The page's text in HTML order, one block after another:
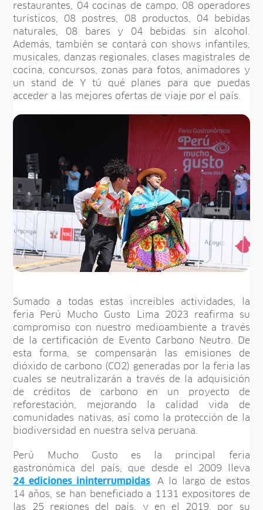
restaurantes, 04 cocinas de campo, 08 operadores
turísticos, 08 postres, 08 productos, 04 bebidas
naturales, 08 bares y 04 bebidas sin alcohol.
Además, también se contará con shows infantiles,
musicales, danzas regionales, clases magistrales de
cocina, concursos, zonas para fotos, animadores y
un stand de Y tú qué planes para que puedas
acceder a las mejores ofertas de viaje por el país.
Sumado a todas estas increíbles actividades, la
feria Perú Mucho Gusto Lima 2023 reafirma su
compromiso con nuestro medioambiente a través
de la certificación de Evento Carbono Neutro. De
esta forma, se compensarán las emisiones de
dióxido de carbono (CO2) generadas por la feria las
cuales se neutralizarán a través de la adquisición
de créditos de carbono en un proyecto de
reforestación, mejorando la calidad vida de
comunidades nativas, así como la protección de la
biodiversidad en nuestra selva peruana.
Perú Mucho Gusto es la principal feria
gastronómica del país, que desde el 2009 lleva
24 ediciones ininterrumpidas . A lo largo de estos
14 años, se han beneficiado a 1131 expositores de
las 25 regiones del país, y en el 2019, por su